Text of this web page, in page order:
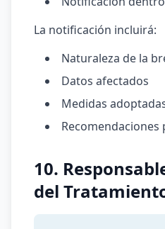
La notificación incluirá:
Naturaleza de la
Datos afectados
Medidas
10.
del